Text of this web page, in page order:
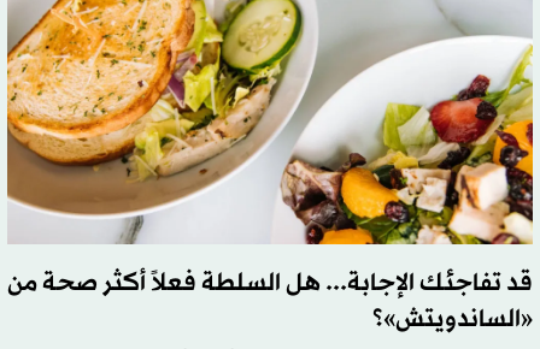
قد تفاجئك الإجابة... هل السلطة فعلاً أكثر صحة من
«الساندويتش»؟